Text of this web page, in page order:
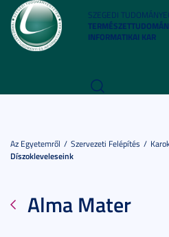
SZEGEDI
INFORMATIKAI KAR
Az Egyetemről Szervezeti Felépítés
Díszokleveleseink
Alma Mater